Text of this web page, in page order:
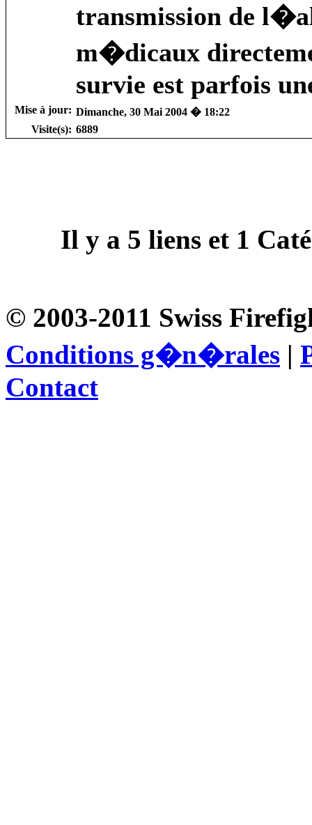
transmission de
m�dicaux
survie est parfois
Mise à jour: Dimanche, 30 Mai 2004 � 18:22
Visite(s): 6889
Il y a 5 liens et 1
© 2003-2011 Swiss
Conditions g�n�rales |
Contact